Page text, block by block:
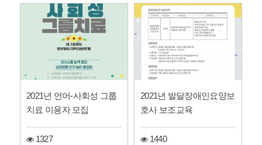
2021년 언어-사회성 그룹
치료 이용자 모집
1327
2021년 발달장애인요양보
호사 보조교육
1440